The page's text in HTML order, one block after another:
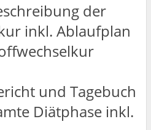
der
inkl. Ablaufplan
und Tagebuch
Diätphase inkl.